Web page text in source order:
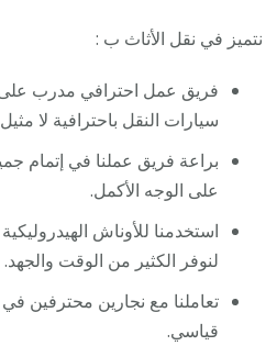
نتميز في نقل الأثاث ب :
فريق عمل احترافي مدرب على
سيارات النقل باحترافية لا
براعة فريق عملنا في إتمام
على الوجه الأكمل.
استخدمنا للأوناش
لنوفر الكثير من الوقت والجهد.
تعاملنا مع نجارين محترفين
قياسي.